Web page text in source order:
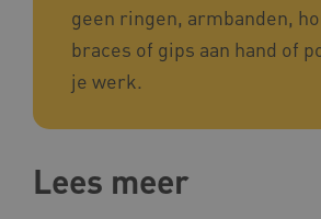
geen ringen, armbanden,
braces of gips aan hand of
je werk.
Lees meer
_ga_4F110RE8SJ